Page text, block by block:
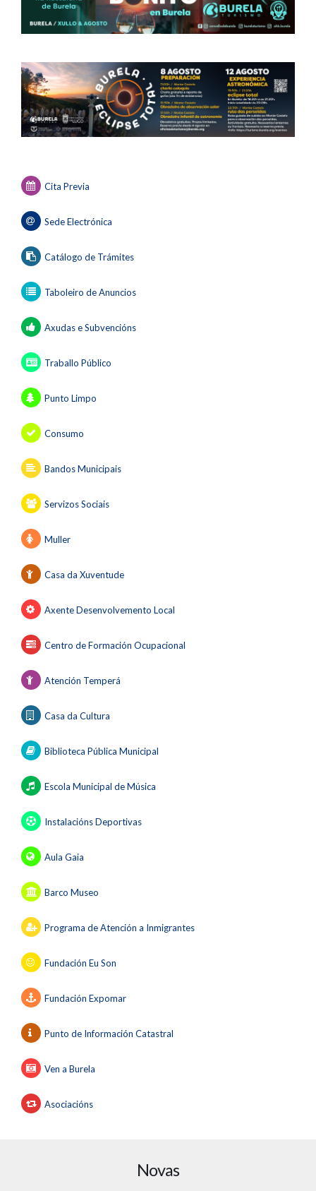
Cita Previa
Sede Electrónica
Catálogo de Trámites
Taboleiro de Anuncios
Axudas e Subvencións
Traballo Público
Punto Limpo
Consumo
Bandos Municipais
Servizos Sociais
Muller
Casa da Xuventude
Axente Desenvolvemento Local
Centro de Formación Ocupacional
Atención Temperá
Casa da Cultura
Biblioteca Pública Municipal
Escola Municipal de Música
Instalacións Deportivas
Aula Gaia
Barco Museo
Programa de Atención a Inmigrantes
Fundación Eu Son
Fundación Expomar
Punto de Información Catastral
Ven a Burela
Asociacións
Novas